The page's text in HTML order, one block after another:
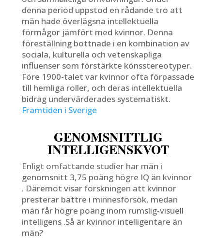
denna period uppstod en rådande tro att
män hade överlägsna intellektuella
förmågor jämfört med kvinnor. Denna
föreställning bottnade i en kombination av
sociala, kulturella och vetenskapliga
influenser som förstärkte könsstereotyper.
Före 1900-talet var kvinnor ofta förpassade
till hemliga roller, och deras intellektuella
bidrag undervärderades systematiskt.
Framtiden i Sverige
GENOMSNITTLIG
INTELLIGENSKVOT
Enligt omfattande studier har män i
genomsnitt 3,75 poäng högre IQ än kvinnor
. Däremot visar forskningen att kvinnor
presterar bättre i minnesförsök, medan
män får högre poäng inom rumslig-visuell
intelligens .Så är kvinnor intelligentare än
män?